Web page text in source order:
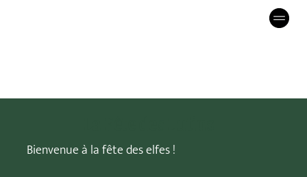
Bienvenue à la fête des elfes !